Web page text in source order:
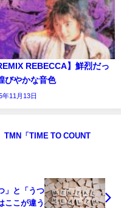
REBECCA】鮮烈だっ
びやかな音色
年11月13日
TMN「TIME TO COUNT
」と「うつ
ここが違う